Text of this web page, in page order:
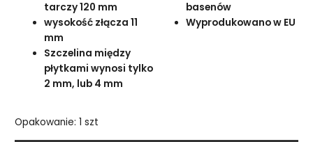
tarczy 120 mm
wysokość złącza 11
mm
Szczelina między
płytkami wynosi tylko
2 mm, lub 4 mm
basenów
Wyprodukowano w EU
Opakowanie: 1 szt